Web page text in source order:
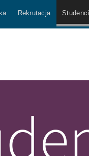
Rekrutacja Studenci